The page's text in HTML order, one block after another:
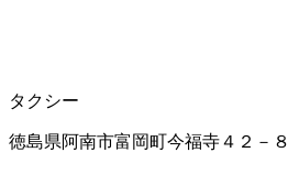
タクシー
徳島県阿南市富岡町今福寺４２－８